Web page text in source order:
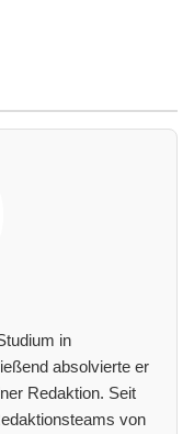
in
absolvierte er
Redaktion. Seit
von